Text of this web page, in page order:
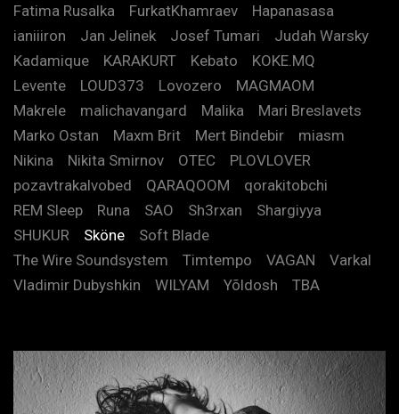
Fatima Rusalka
FurkatKhamraev
Hapanasasa
ianiiiron
Jan Jelinek Josef Tumari
Judah Warsky
Kadamique
KARAKURT Kebato
KOKE.MQ
Levente
LOUD373 Lovozero
MAGMAOM
Makrele
malichavangard Malika
Mari Breslavets
Marko Ostan
Maxm Brit Mert Bindebir
miasm
Nikina
Nikita Smirnov OTEC
PLOVLOVER
pozavtrakalvobed
QARAQOOM
qorakitobchi
REM Sleep
Runa SAO Sh3rxan
Shargiyya
SHUKUR
Sköne
Soft Blade
The Wire Soundsystem
Timtempo VAGAN
Varkal
Vladimir Dubyshkin
WILYAM Yõldosh TBA